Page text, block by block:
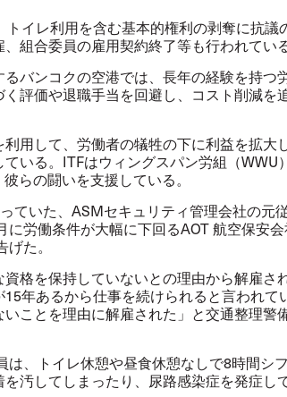
トイレ利用を含む基本的権利の剥奪に抗議
組合委員の雇用契約終了等も行われている
るバンコクの空港では、長年の経験を持つ
評価や退職手当を回避し、コスト削減を
用して、労働者の犠牲の下に利益を拡大
いる。 ITFはウィングスパン労組（WWU
らの闘いを支援している。
ていた、 ASMセキュリティ管理会社の元
に労働条件が大幅に下回るAOT航空保安
た。
格を保持していないとの理由から解雇さ
15年あるから仕事を続けられると言われて
ことを理由に解雇された」と交通整理警
は、トイレ休憩や昼食休憩なしで8時間シ
汚してしまったり、尿路感染症を発症し